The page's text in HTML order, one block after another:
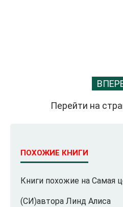
Перейти на
ПОХОЖИЕ КНИГИ
Книги похожие на Самая
(СИ)автора Линд Алиса